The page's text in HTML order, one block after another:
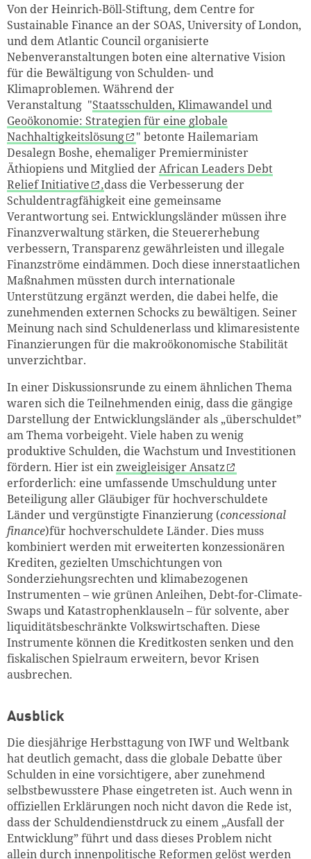
Von der Heinrich-Böll-Stiftung, dem Centre for
Sustainable Finance an der SOAS, University of London,
und dem Atlantic Council organisierte
Nebenveranstaltungen boten eine alternative Vision
für die Bewältigung von Schulden- und
Klimaproblemen. Während der
Veranstaltung "Staatsschulden, Klimawandel und
Geoökonomie: Strategien für eine globale
Nachhaltigkeitslösung
" betonte Hailemariam
Desalegn Boshe, ehemaliger Premierminister
Äthiopiens und Mitglied derAfrican Leaders Debt
Relief Initiative
,dass die Verbesserung der
Schuldentragfähigkeit eine gemeinsame
Verantwortung sei. Entwicklungsländer müssen ihre
Finanzverwaltung stärken, die Steuererhebung
verbessern, Transparenz gewährleisten und illegale
Finanzströme eindämmen. Doch diese innerstaatlichen
Maßnahmen müssten durch internationale
Unterstützung ergänzt werden, die dabei helfe, die
zunehmenden externen Schocks zu bewältigen. Seiner
Meinung nach sind Schuldenerlass und klimaresistente
Finanzierungen für die makroökonomische Stabilität
unverzichtbar.
In einer Diskussionsrunde zu einem ähnlichen Thema
waren sich die Teilnehmenden einig, dass die gängige
Darstellung der Entwicklungsländer als „überschuldet”
am Thema vorbeigeht. Viele haben zu wenig
produktive Schulden, die Wachstum und Investitionen
fördern. Hier ist einzweigleisiger Ansatz
erforderlich: eine umfassende Umschuldung unter
Beteiligung aller Gläubiger für hochverschuldete
Länder und vergünstigte Finanzierung (concessional
finance)für hochverschuldete Länder. Dies muss
kombiniert werden mit erweiterten konzessionären
Krediten, gezielten Umschichtungen von
Sonderziehungsrechten und klimabezogenen
Instrumenten – wie grünen Anleihen, Debt-for-Climate-
Swaps und Katastrophenklauseln – für solvente, aber
liquiditätsbeschränkte Volkswirtschaften. Diese
Instrumente können die Kreditkosten senken und den
fiskalischen Spielraum erweitern, bevor Krisen
ausbrechen.
Ausblick
Die diesjährige Herbsttagung von IWF und Weltbank
hat deutlich gemacht, dass die globale Debatte über
Schulden in eine vorsichtigere, aber zunehmend
selbstbewusstere Phase eingetreten ist. Auch wenn in
offiziellen Erklärungen noch nicht davon die Rede ist,
dass der Schuldendienstdruck zu einem „Ausfall der
Entwicklung” führt und dass dieses Problem nicht
allein durch innenpolitische Reformen gelöst werden